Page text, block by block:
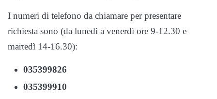
I numeri di telefono da chiamare per presentare
richiesta sono (da lunedì a venerdì ore 9-12.30 e
martedì 14-16.30):
035399826
035399910